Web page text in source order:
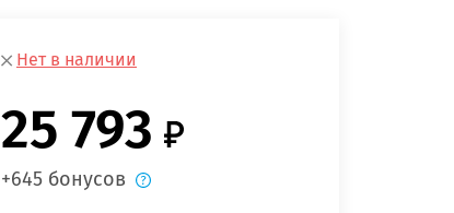
Нет в наличии
25 793
+645 бонусов